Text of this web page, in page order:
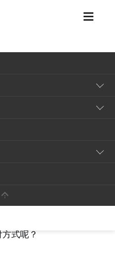
餐店的收银台前已经排
三位老人则递来了一张
体店上演。随着移动支付
式呢？